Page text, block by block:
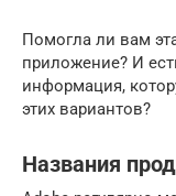
Помогла ли вам
приложение? И
информация,
этих вариантов?
Названия